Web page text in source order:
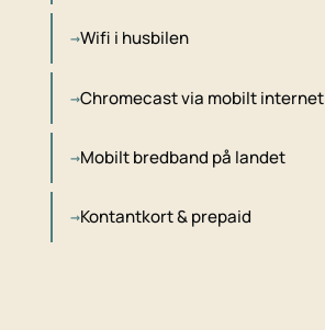
Wifi i husbilen
Chromecast via mobilt internet
Mobilt bredband på landet
Kontantkort & prepaid